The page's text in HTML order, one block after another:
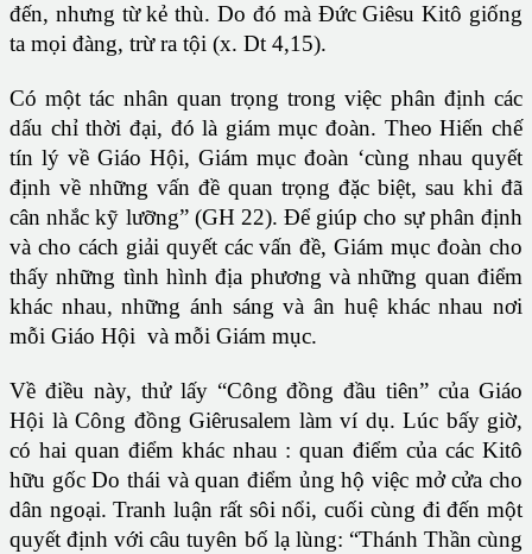
đến, nhưng từ kẻ thù. Do đó mà Đức Giêsu Kitô giống
ta mọi đàng, trừ ra tội (x. Dt 4,15).
Có một tác nhân quan trọng trong việc phân định các
dấu chỉ thời đại, đó là giám mục đoàn. Theo Hiến chế
tín lý về Giáo Hội, Giám mục đoàn ‘cùng nhau quyết
định về những vấn đề quan trọng đặc biệt, sau khi đã
cân nhắc kỹ lưỡng” (GH 22). Để giúp cho sự phân định
và cho cách giải quyết các vấn đề, Giám mục đoàn cho
thấy những tình hình địa phương và những quan điểm
khác nhau, những ánh sáng và ân huệ khác nhau nơi
mỗi Giáo Hội và mỗi Giám mục.
Về điều này, thử lấy “Công đồng đầu tiên” của Giáo
Hội là Công đồng Giêrusalem làm ví dụ. Lúc bấy giờ,
có hai quan điểm khác nhau : quan điểm của các Kitô
hữu gốc Do thái và quan điểm ủng hộ việc mở cửa cho
dân ngoại. Tranh luận rất sôi nổi, cuối cùng đi đến một
quyết định với câu tuyên bố lạ lùng: “Thánh Thần cùng